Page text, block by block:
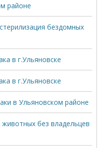
районе
бездомных
в г.Ульяновске
в г.Ульяновске
в Ульяновском районе
без владельцев